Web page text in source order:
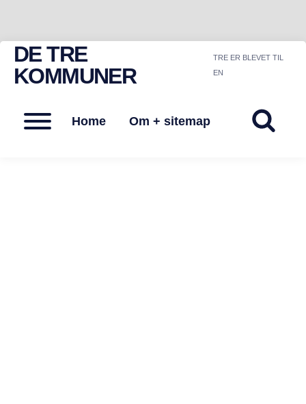
Skip
content
DE TRE
KOMMUNER
TRE ER BLEVET TIL
EN
Menu
Home Om + sitemap